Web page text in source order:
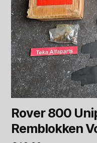
Rover 800
Remblokken